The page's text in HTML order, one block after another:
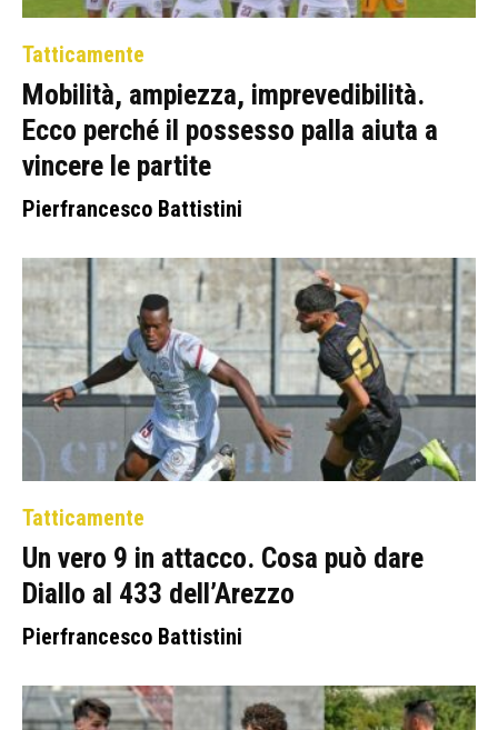
Tatticamente
Mobilità, ampiezza, imprevedibilità.
Ecco perché il possesso palla aiuta a
vincere le partite
Pierfrancesco Battistini
Tatticamente
Un vero 9 in attacco. Cosa può dare
Diallo al 433 dell’Arezzo
Pierfrancesco Battistini